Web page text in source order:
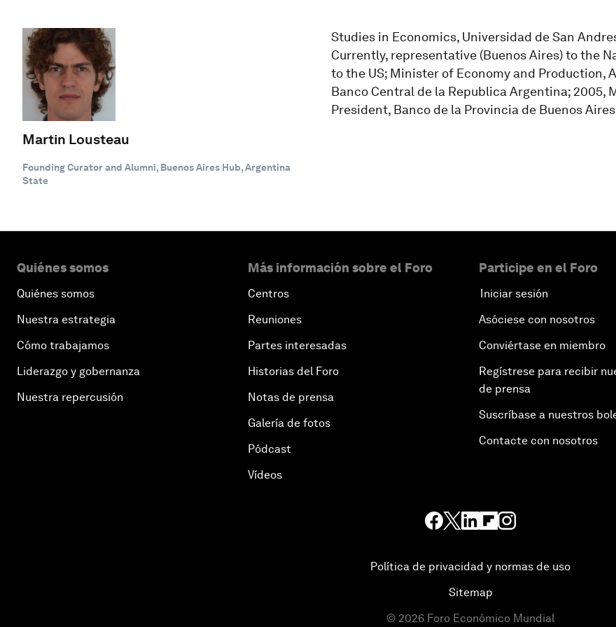
Martin Lousteau
Founding Curator and Alumni, Buenos Aires Hub, Argentina
State
Studies in Economics, Universidad de San
Currently, representative (Buenos Aires) to the
to the US; Minister of Economy and Production,
Banco Central de la Republica Argentina; 2005,
President, Banco de la Provincia de Buenos
Quiénes somos
Quiénes somos
Nuestra estrategia
Cómo trabajamos
Liderazgo y gobernanza
Nuestra repercusión
Más información sobre el Foro
Centros
Reuniones
Partes interesadas
Historias del Foro
Notas de prensa
Galería de fotos
Pódcast
Vídeos
Participe en el Foro
Iniciar sesión
Asóciese con nosotros
Conviértase en miembro
Regístrese para recibir
de prensa
Suscríbase a nuestros
Contacte con nosotros
Política de privacidad y normas de uso
Sitemap
© 2026 Foro Económico Mundial